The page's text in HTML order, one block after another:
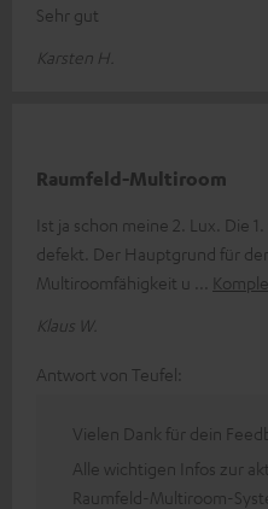
Sehr gut
Karsten H.
Raumfeld-Multiroom
Ist ja schon meine 2. Lux. Die
defekt. Der Hauptgrund für
Multiroomfähigkeit u
Klaus W.
Antwort von Teufel:
Vielen Dank für dein
Alle wichtigen Infos zur
Raumfeld-Multiroom-